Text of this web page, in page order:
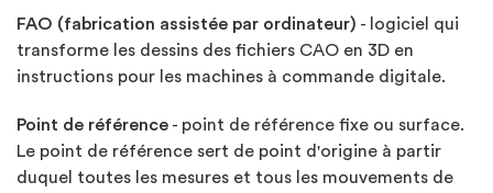
FAO (fabrication assistée par ordinateur) - logiciel qui
transforme les dessins des fichiers CAO en 3D en
instructions pour les machines à commande digitale.
Point de référence - point de référence fixe ou surface.
Le point de référence sert de point d'origine à partir
duquel toutes les mesures et tous les mouvements de